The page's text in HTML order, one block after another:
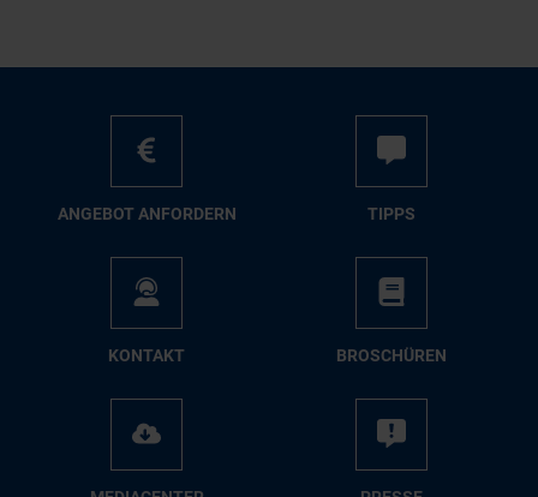
AN­GE­BOT AN­FOR­DERN TIPPS
KON­TAKT BRO­SCHÜ­REN